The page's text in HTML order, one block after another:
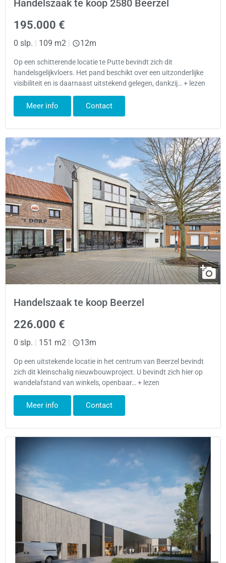
Handelszaak te koop 2580 Beerzel
195.000 €
0 slp. 109 m2 12m
Op een schitterende locatie te Putte bevindt zich dit
handelsgelijkvloers. Het pand beschikt over een uitzonderlijke
visibiliteit en is daarnaast uitstekend gelegen, dankzij… + lezen
Meer info Contact
Handelszaak te koop Beerzel
226.000 €
0 slp. 151 m2 13m
Op een uitstekende locatie in het centrum van Beerzel bevindt
zich dit kleinschalig nieuwbouwproject. U bevindt zich hier op
wandelafstand van winkels, openbaar… + lezen
Meer info Contact